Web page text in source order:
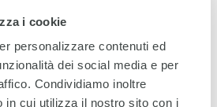
i cookie
personalizzare contenuti ed
dei social media e per
Condividiamo inoltre
in cui utilizza il nostro sito con i
è fondamentale prevedere
a lungo termine». A lanciare
Valva, vicedirettrice generale e